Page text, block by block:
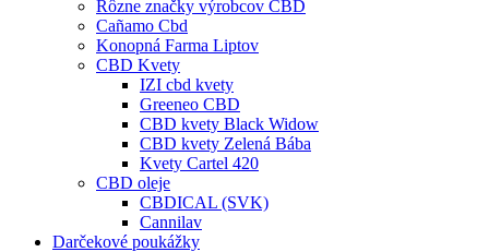
Rôzne značky výrobcov CBD
Cañamo Cbd
Konopná Farma Liptov
CBD Kvety
IZI cbd kvety
Greeneo CBD
CBD kvety Black Widow
CBD kvety Zelená Bába
Kvety Cartel 420
CBD oleje
CBDICAL (SVK)
Cannilav
Darčekové poukážky